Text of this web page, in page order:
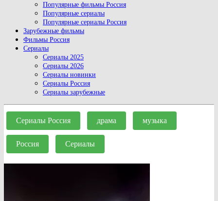
Популярные фильмы Россия
Популярные сериалы
Популярные сериалы Россия
Зарубежные фильмы
Фильмы Россия
Сериалы
Сериалы 2025
Сериалы 2026
Сериалы новинки
Сериалы Россия
Сериалы зарубежные
Close
Button
Сериалы Россия драма музыка
Россия Сериалы